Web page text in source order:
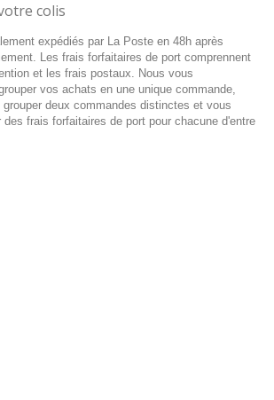
colis
expédiés par La Poste en 48h après
Les frais forfaitaires de port comprennent
et les frais postaux. Nous vous
vos achats en une unique commande,
deux commandes distinctes et vous
frais forfaitaires de port pour chacune d'entre